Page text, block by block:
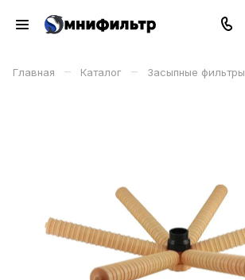
Главная – Каталог – Засыпные фильтры